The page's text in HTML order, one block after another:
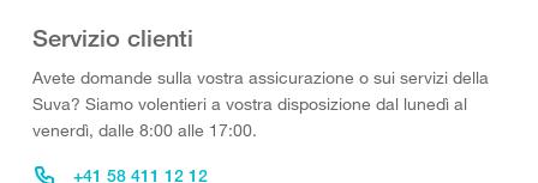
Servizio clienti
Avete domande sulla vostra assicurazione o sui servizi della
Suva? Siamo volentieri a vostra disposizione dal lunedì al
venerdì, dalle 8:00 alle 17:00.
+41 58 411 12 12